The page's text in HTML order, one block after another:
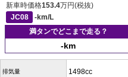
新車時価格153.4万円(税抜)
JC08
-km/L
満タンでどこまで走る？
-km
排気量 1498cc